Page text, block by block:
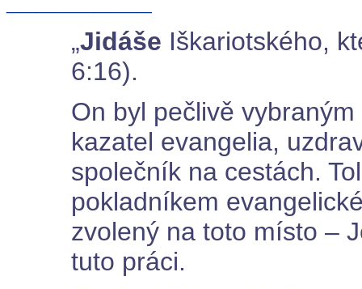
„Jidáše Iškariotského,
6:16).
On byl pečlivě
kazatel evangelia,
společník na cestách.
pokladníkem
zvolený na toto místo –
tuto práci.